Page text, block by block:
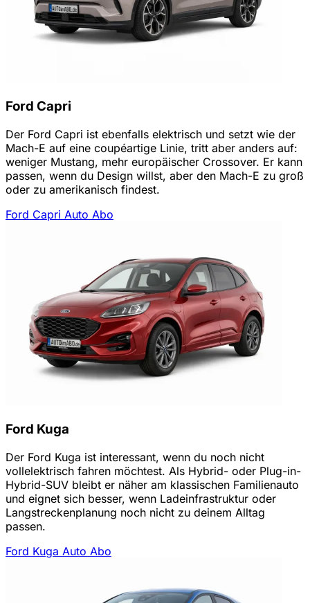
Ford Capri
Der Ford Capri ist ebenfalls elektrisch und setzt wie der
Mach-E auf eine coupéartige Linie, tritt aber anders auf:
weniger Mustang, mehr europäischer Crossover. Er kann
passen, wenn du Design willst, aber den Mach-E zu groß
oder zu amerikanisch findest.
Ford Capri Auto Abo
Ford Kuga
Der Ford Kuga ist interessant, wenn du noch nicht
vollelektrisch fahren möchtest. Als Hybrid- oder Plug-in-
Hybrid-SUV bleibt er näher am klassischen Familienauto
und eignet sich besser, wenn Ladeinfrastruktur oder
Langstreckenplanung noch nicht zu deinem Alltag
passen.
Ford Kuga Auto Abo